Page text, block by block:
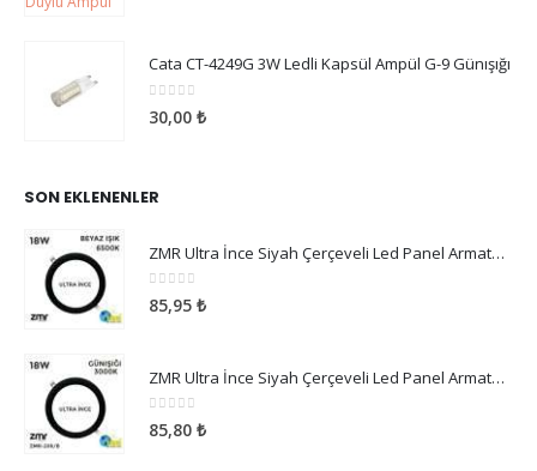
Cata CT-4249G 3W Ledli Kapsül Ampül G-9 Günışığı
0 5 üzerinden
30,00 ₺
SON EKLENENLER
ZMR Ultra İnce Siyah Çerçeveli Led Panel Armatür 18W Beyaz Işık
05 üzerinden
85,95 ₺
ZMR Ultra İnce Siyah Çerçeveli Led Panel Armatür 18W Günışığı
05 üzerinden
85,80 ₺